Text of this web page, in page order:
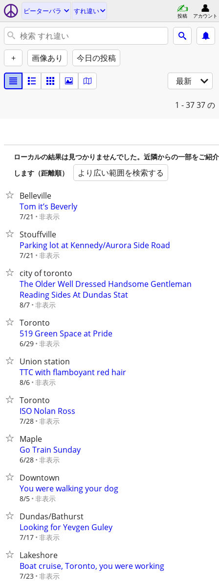
ピーターバラ すれ違い
投稿 アカウント
+ 画像あり 今日の投稿
最新
1 - 3737 の
ローカルの結果は見つかりませんでした。近隣からの一部をご紹介
します（距離順）
より広い範囲を検索する
Belleville
Tom it’s Beverly
7/21 非表示
Stouffville
Parking lot at Kennedy/Aurora Side Road
7/21 非表示
city of toronto
The Older Well Dressed Handsome Gentleman
Reading Sides At Dundas Stat
8/7 非表示
Toronto
519 Green Space at Pride
6/29 非表示
Union station
TTC with flamboyant red hair
8/6 非表示
Toronto
ISO Nolan Ross
7/28 非表示
Maple
Go Train Sunday
6/28 非表示
Downtown
You were walking your dog
8/5 非表示
Dundas/Bathurst
Looking for Yevgen Guley
7/17 非表示
Lakeshore
Boat cruise, Toronto, you were working
7/23 非表示